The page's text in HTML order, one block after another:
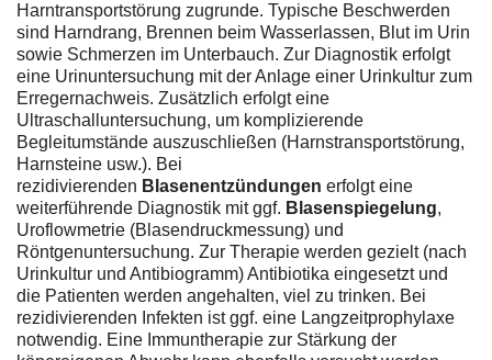
Harntransportstörung zugrunde. Typische Beschwerden
sind Harndrang, Brennen beim Wasserlassen, Blut im Urin
sowie Schmerzen im Unterbauch. Zur Diagnostik erfolgt
eine Urinuntersuchung mit der Anlage einer Urinkultur zum
Erregernachweis. Zusätzlich erfolgt eine
Ultraschalluntersuchung, um komplizierende
Begleitumstände auszuschließen (Harnstransportstörung,
Harnsteine usw.). Bei
rezidivierenden Blasenentzündungen erfolgt eine
weiterführende Diagnostik mit ggf. Blasenspiegelung,
Uroflowmetrie (Blasendruckmessung) und
Röntgenuntersuchung. Zur Therapie werden gezielt (nach
Urinkultur und Antibiogramm) Antibiotika eingesetzt und
die Patienten werden angehalten, viel zu trinken. Bei
rezidivierenden Infekten ist ggf. eine Langzeitprophylaxe
notwendig. Eine Immuntherapie zur Stärkung der